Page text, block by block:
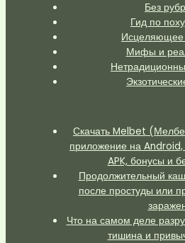
Без
Гид по
Исцеляющее
Мифы и
Скачать Melbet
приложение на Android,
APK, бонусы и
Продолжительный
после простуды или
Что на самом деле
тишина и